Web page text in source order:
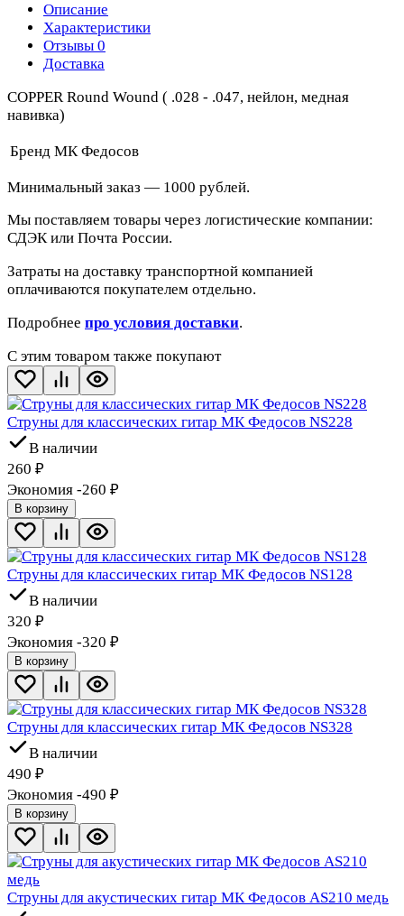
Описание
Характеристики
Отзывы 0
Доставка
COPPER Round Wound ( .028 - .047, нейлон, медная
навивка)
Бренд МК Федосов
Минимальный заказ — 1000 рублей.
Мы поставляем товары через логистические компании:
СДЭК или Почта России.
Затраты на доставку транспортной компанией
оплачиваются покупателем отдельно.
Подробнее про условия доставки.
С этим товаром также покупают
Струны для классических гитар МК Федосов NS228
В наличии
260 ₽
Экономия -260 ₽
В корзину
Струны для классических гитар МК Федосов NS128
В наличии
320 ₽
Экономия -320 ₽
В корзину
Струны для классических гитар МК Федосов NS328
В наличии
490 ₽
Экономия -490 ₽
В корзину
Струны для акустических гитар МК Федосов AS210 медь